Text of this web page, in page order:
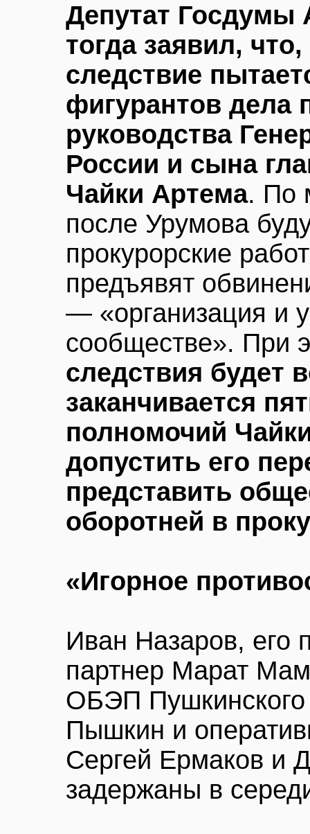
Депутат Госдумы
тогда заявил,
следствие
фигурантов дела
руководства
России и сына
Чайки Артема. По
после Урумова
прокурорские
предъявят
— «организация и
сообществе». При
следствия будет
заканчивается
полномочий
допустить его
представить
оборотней в
«Игорное
Иван Назаров, его
партнер Марат
ОБЭП
Пышкин и
Сергей Ермаков и
задержаны в